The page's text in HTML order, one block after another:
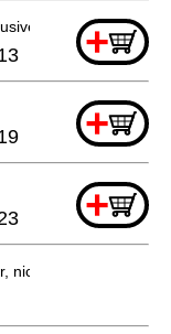
+
+
+
nicht bestellbar